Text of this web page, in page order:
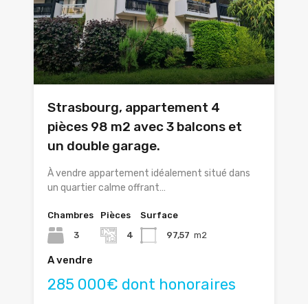
Strasbourg, appartement 4
pièces 98 m2 avec 3 balcons et
un double garage.
À vendre appartement idéalement situé dans
un quartier calme offrant…
Chambres
3
Pièces
4
Surface
97,57 m2
A vendre
285 000€ dont honoraires